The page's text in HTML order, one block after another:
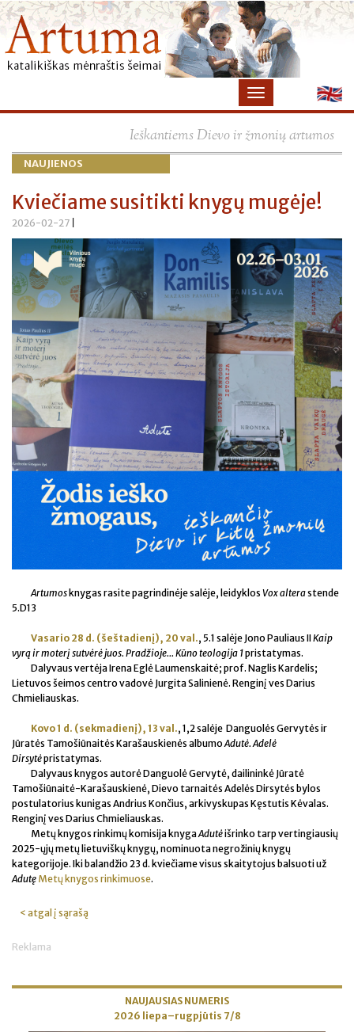
Ieškantiems Dievo ir žmonių artumos
NAUJIENOS
Kviečiame susitikti knygų mugėje!
2026-02-27
Artumos knygas rasite pagrindinėje salėje, leidyklos Vox alterastende
5.D13
Vasario 28 d. (šeštadienį), 20 val., 5.1 salėje Jono Pauliaus IIKaip
vyrą ir moterį sutvėrė juos. Pradžioje... Kūno teologija 1pristatymas.
Dalyvaus vertėja Irena Eglė Laumenskaitė; prof. Naglis Kardelis;
Lietuvos šeimos centro vadovė Jurgita Salinienė. Renginį ves Darius
Chmieliauskas.
Kovo 1 d. (sekmadienį), 13 val., 1,2 salėje Danguolės Gervytės ir
Jūratės Tamošiūnaitės Karašauskienės albumoAdutė. Adelė
Dirsytėpristatymas.
Dalyvaus knygos autorė Danguolė Gervytė, dailininkė Jūratė
Tamošiūnaitė-Karašauskienė, Dievo tarnaitės Adelės Dirsytės bylos
postulatorius kunigas Andrius Končius, arkivyskupas Kęstutis Kėvalas.
Renginį ves Darius Chmieliauskas.
Metų knygos rinkimų komisija knygaAdutėišrinko tarp vertingiausių
2025-ųjų metų lietuviškų knygų, nominuota negrožinių knygų
kategorijoje. Iki balandžio 23 d. kviečiame visus skaitytojus balsuoti už
Adutę Metų knygos rinkimuose.
< atgal į sąrašą
Reklama
NAUJAUSIAS NUMERIS
2026 liepa–rugpjūtis 7/8
×